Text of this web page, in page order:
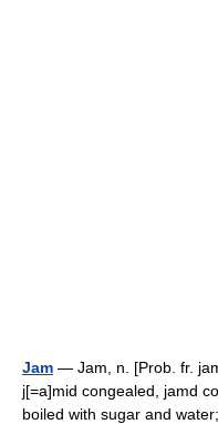
Jam — Jam, n. [Prob. fr.
j[=a]mid congealed, jamd
boiled with sugar and